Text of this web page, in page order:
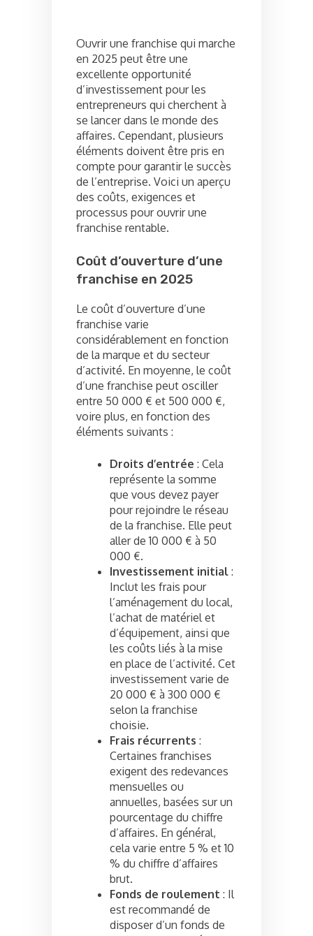
Ouvrir une franchise qui marche
en 2025 peut être une
excellente opportunité
d’investissement pour les
entrepreneurs qui cherchent à
se lancer dans le monde des
affaires. Cependant, plusieurs
éléments doivent être pris en
compte pour garantir le succès
de l’entreprise. Voici un aperçu
des coûts, exigences et
processus pour ouvrir une
franchise rentable.
Coût d’ouverture d’une
franchise en 2025
Le coût d’ouverture d’une
franchise varie
considérablement en fonction
de la marque et du secteur
d’activité. En moyenne, le coût
d’une franchise peut osciller
entre 50 000 € et 500 000 €,
voire plus, en fonction des
éléments suivants :
Droits d’entrée : Cela
représente la somme
que vous devez payer
pour rejoindre le réseau
de la franchise. Elle peut
aller de 10 000 € à 50
000 €.
Investissement initial :
Inclut les frais pour
l’aménagement du local,
l’achat de matériel et
d’équipement, ainsi que
les coûts liés à la mise
en place de l’activité. Cet
investissement varie de
20 000 € à 300 000 €
selon la franchise
choisie.
Frais récurrents :
Certaines franchises
exigent des redevances
mensuelles ou
annuelles, basées sur un
pourcentage du chiffre
d’affaires. En général,
cela varie entre 5 % et 10
% du chiffre d’affaires
brut.
Fonds de roulement : Il
est recommandé de
disposer d’un fonds de